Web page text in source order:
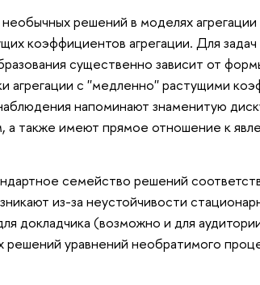
решений в моделях
коэффициентов агрегации. Для
существенно зависит от
агрегации с ''медленно'' растущими
напоминают знаменитую
а также имеют прямое отношение к
семейство решений
из-за неустойчивости
докладчика (возможно и для
решений уравнений необратимого